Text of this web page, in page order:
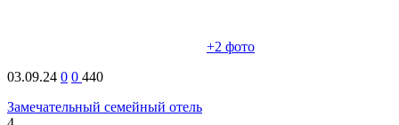
+2 фото
03.09.24 0 0 440
Замечательный семейный отель